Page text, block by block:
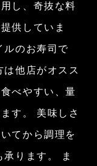
し、奇抜な料
供していま
ルのお寿司で
他店がオスス
べやすい、量
す。 美味しさ
てから調理を
ります。 ま